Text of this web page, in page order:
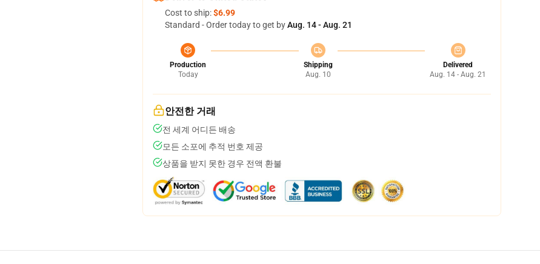
Cost to ship:$6.99
Standard - Order today to get byAug. 14 - Aug. 21
Production
Today
Shipping
Aug. 10
Delivered
Aug. 14 - Aug. 21
안전한 거래
전 세계 어디든 배송
모든 소포에 추적 번호 제공
상품을 받지 못한 경우 전액 환불